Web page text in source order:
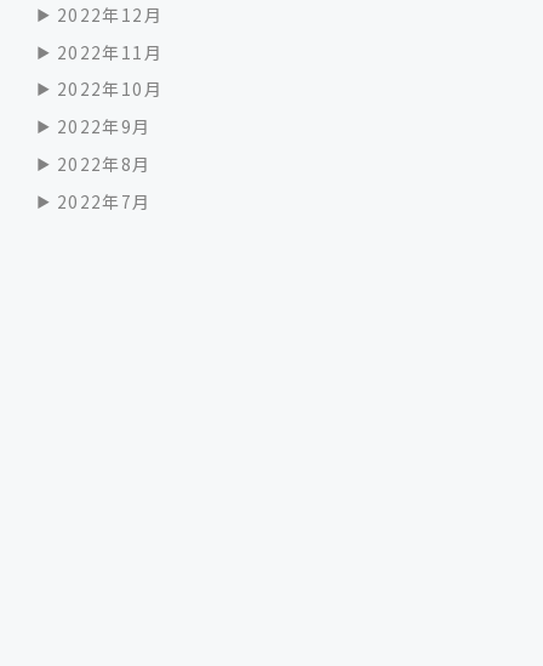
2022年12月
2022年11月
2022年10月
2022年9月
2022年8月
2022年7月